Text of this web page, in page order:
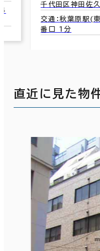
4
千代田区神田佐
交通：秋葉原駅(
番口 1分
直近に見た物